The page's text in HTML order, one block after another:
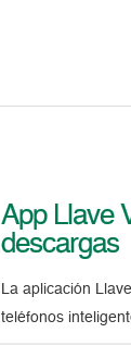
App Llave
descargas
La aplicación
teléfonos